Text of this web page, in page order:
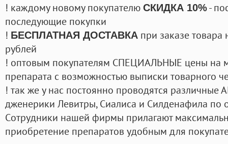
! каждому новому покупателю СКИДКА 10%-
последующие покупки
! БЕСПЛАТНАЯ ДОСТАВКА при заказе
рублей
! оптовым покупателям СПЕЦИАЛЬНЫЕ цены на
препарата с возможностью выписки товарного
! так же у нас постоянно проводятся
дженерики Левитры, Сиалиса и Силденафила по
Cотрудники нашей фирмы прилагают
приобретение препаратов удобным для